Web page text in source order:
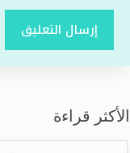
إرسال التعليق
الأكثر قراءة